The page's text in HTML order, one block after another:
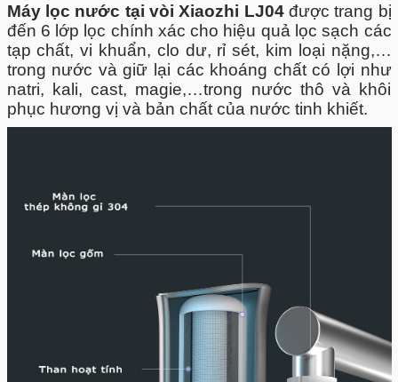
Máy lọc nước tại vòi Xiaozhi LJ04được trang bị
đến 6 lớp lọc chính xác cho hiệu quả lọc sạch các
tạp chất, vi khuẩn, clo dư, rỉ sét, kim loại nặng,…
trong nước và giữ lại các khoáng chất có lợi như
natri, kali, cast, magie,…trong nước thô và khôi
phục hương vị và bản chất của nước tinh khiết.